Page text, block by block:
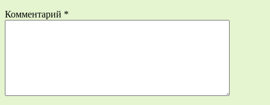
Комментарий *